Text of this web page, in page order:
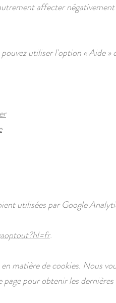
affecter
utiliser l'option«Aide»
utilisées par Google
.
matière de cookies. Nous
pour obtenir les dernières